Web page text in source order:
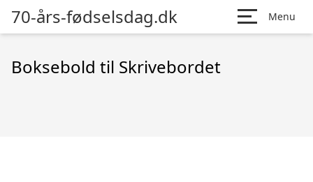
70-års-fødselsdag.dk Menu
Boksebold til Skrivebordet